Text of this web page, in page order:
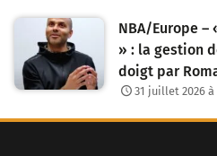
NBA/Europe
» : la gestion
doigt par
31 juillet 2026 à